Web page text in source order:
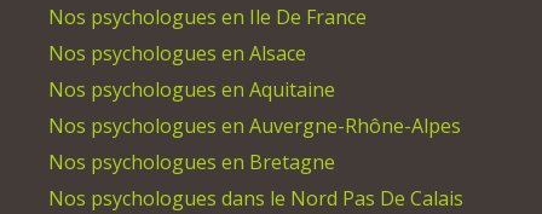
Nos psychologues en Ile De France
Nos psychologues en Alsace
Nos psychologues en Aquitaine
Nos psychologues en Auvergne-Rhône-Alpes
Nos psychologues en Bretagne
Nos psychologues dans le Nord Pas De Calais